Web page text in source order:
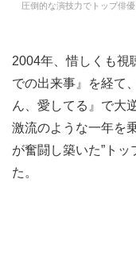
圧倒的な演技力でトップ俳
2004年、惜しくも視
での出来事』を経て
ん、愛してる』で大
激流のような一年を
が奮闘し築いた”ト
た。